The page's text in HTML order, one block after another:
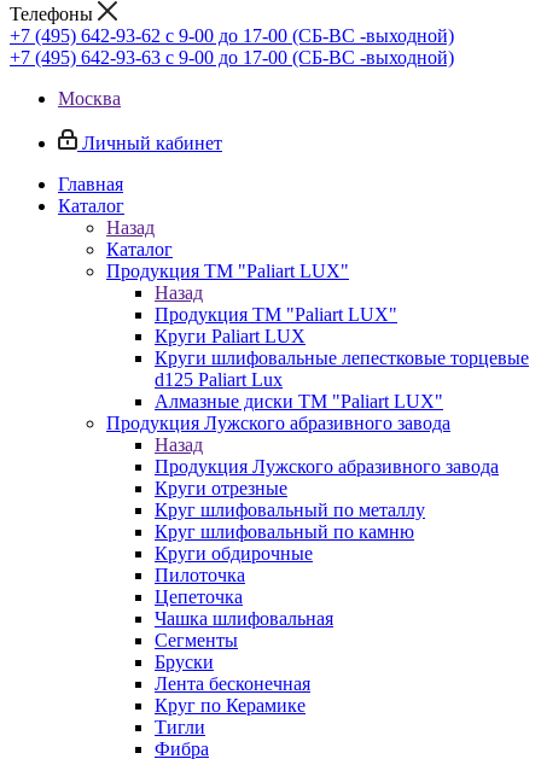
Телефоны
+7 (495) 642-93-62 c 9-00 до 17-00 (СБ-ВС -выходной)
+7 (495) 642-93-63 c 9-00 до 17-00 (СБ-ВС -выходной)
Москва
Личный кабинет
Главная
Каталог
Назад
Каталог
Продукция ТМ "Paliart LUX"
Назад
Продукция ТМ "Paliart LUX"
Круги Paliart LUX
Круги шлифовальные лепестковые торцевые
d125 Paliart Lux
Алмазные диски ТМ "Paliart LUX"
Продукция Лужского абразивного завода
Назад
Продукция Лужского абразивного завода
Круги отрезные
Круг шлифовальный по металлу
Круг шлифовальный по камню
Круги обдирочные
Пилоточка
Цепеточка
Чашка шлифовальная
Сегменты
Бруски
Лента бесконечная
Круг по Керамике
Тигли
Фибра